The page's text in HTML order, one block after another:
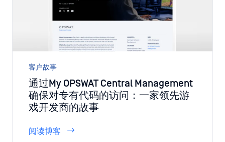
客户故事
通过My OPSWAT Central Management
确保对专有代码的访问：一家领先游
戏开发商的故事
阅读博客